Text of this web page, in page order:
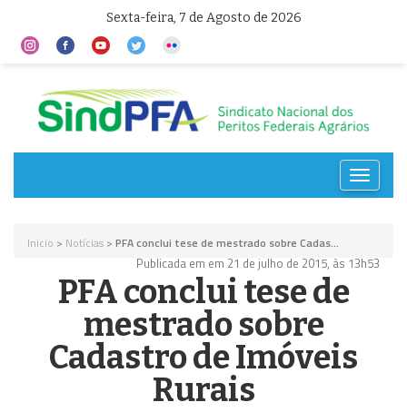
Sexta-feira, 7 de Agosto de 2026
Toggle
Inicio > Notícias > PFA conclui tese de mestrado sobre Cadas...
Publicada em em 21 de julho de 2015, às 13h53
PFA conclui tese de
mestrado sobre
Cadastro de Imóveis
Rurais